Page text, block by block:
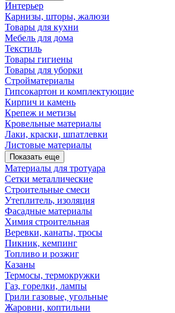
Интерьер
Карнизы, шторы, жалюзи
Товары для кухни
Мебель для дома
Текстиль
Товары гигиены
Товары для уборки
Стройматериалы
Гипсокартон и комплектующие
Кирпич и камень
Крепеж и метизы
Кровельные материалы
Лаки, краски, шпатлевки
Листовые материалы
Показать еще
Материалы для тротуара
Сетки металлические
Строительные смеси
Утеплитель, изоляция
Фасадные материалы
Химия строительная
Веревки, канаты, тросы
Пикник, кемпинг
Топливо и розжиг
Казаны
Термосы, термокружки
Газ, горелки, лампы
Грили газовые, угольные
Жаровни, коптильни